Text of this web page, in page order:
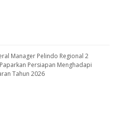
Manager Pelindo Regional 2
Persiapan Menghadapi
Tahun 2026